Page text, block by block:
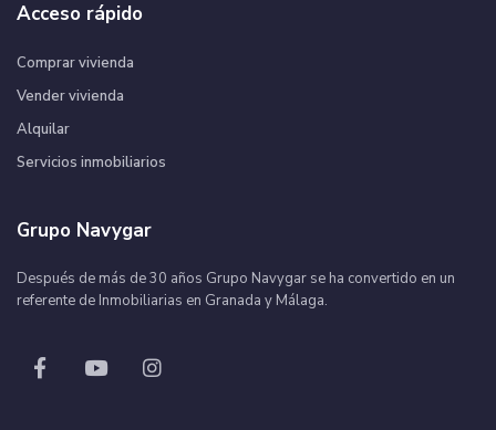
Acceso rápido
Comprar vivienda
Vender vivienda
Alquilar
Servicios inmobiliarios
Grupo Navygar
Después de más de 30 años Grupo Navygar se ha convertido en un
referente de Inmobiliarias en Granada y Málaga.